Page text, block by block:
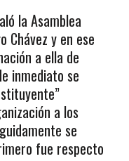
la Asamblea
Chávez y en ese
a ella de
inmediato se
a los
se
fue respecto